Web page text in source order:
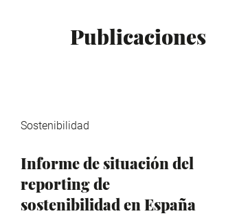
Publicaciones
Sostenibilidad
Informe de situación del
reporting de
sostenibilidad en España